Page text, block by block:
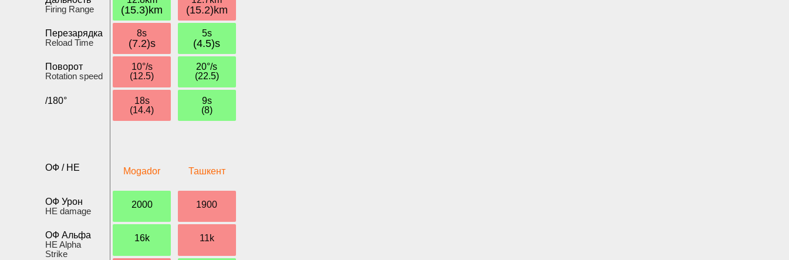
Firing Range
Перезарядка
Reload Time
Поворот
Rotation speed
/180°
ОФ / HE
ОФ Урон
HE damage
ОФ Альфа
HE Alpha
Strike
(15.3)km
8s
(7.2)s
10°/s
(12.5)
18s
(14.4)
Mogador
2000
16k
(15.2)km
5s
(4.5)s
20°/s
(22.5)
9s
(8)
Ташкент
1900
11k